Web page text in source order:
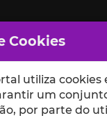
Cookies
utiliza cookies
um
por parte do